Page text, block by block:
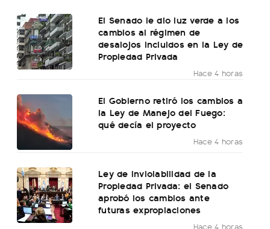
El Senado le dio luz verde a los
cambios al régimen de
desalojos incluidos en la Ley de
Propiedad Privada
Hace 4 horas
El Gobierno retiró los cambios a
la Ley de Manejo del Fuego:
qué decía el proyecto
Hace 4 horas
Ley de Inviolabilidad de la
Propiedad Privada: el Senado
aprobó los cambios ante
futuras expropiaciones
Hace 4 horas